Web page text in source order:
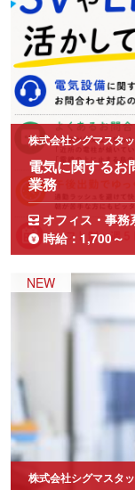
株式会社シグマスタ
電気に関するお
業務
オフィス・事務
時給：1,700～
株式会社シグマスタ